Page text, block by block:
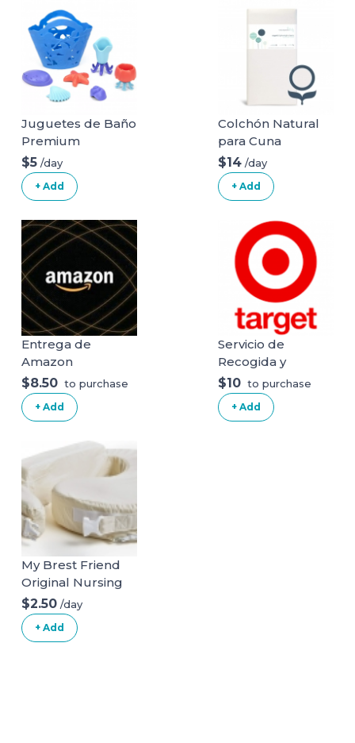
Juguetes de Baño
Premium
$5 /day
+ Add
Colchón Natural
para Cuna
Orgánico
Naturepedic (Solo
Colchón + Ropa
$14 /day
+ Add
Entrega de
Amazon
$8.50 to purchase
+ Add
Servicio de
Recogida y
Entrega de Target
$10 to purchase
+ Add
My Brest Friend
Original Nursing
Posture Pillow
With Organic
Cotton Slipcover
$2.50 /day
+ Add